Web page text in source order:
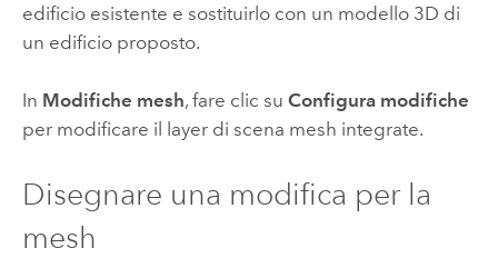
edificio esistente e sostituirlo con un modello 3D di
un edificio proposto.
In Modifiche mesh, fare clic su Configura modifiche
per modificare il layer di scena mesh integrate.
Disegnare una modifica per la
mesh